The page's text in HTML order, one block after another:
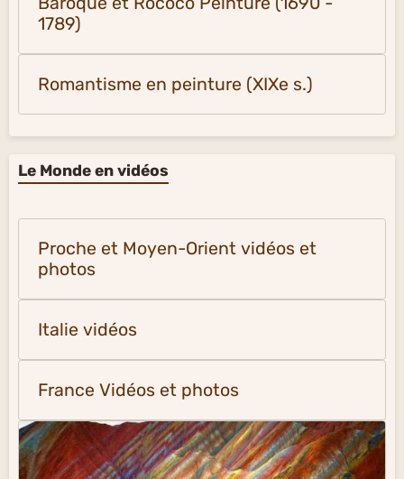
1789)
Romantisme en peinture (XIXe s.)
Le Monde en vidéos
Proche et Moyen-Orient vidéos et
photos
Italie vidéos
France Vidéos et photos